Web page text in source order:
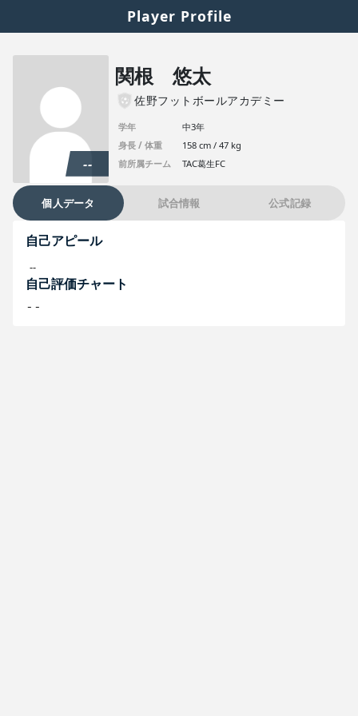
Player Profile
--
関根 悠太
佐野フットボールアカデミー
学年
中3年
身長 / 体重
158 cm / 47 kg
前所属チーム
TAC葛生FC
個人データ 試合情報 公式記録
自己アピール
--
自己評価チャート
--